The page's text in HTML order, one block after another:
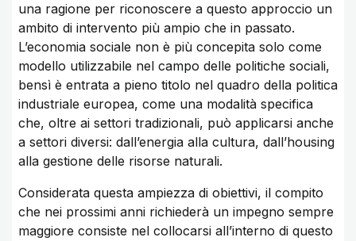
una ragione per riconoscere a questo approccio un
ambito di intervento più ampio che in passato.
L’economia sociale non è più concepita solo come
modello utilizzabile nel campo delle politiche sociali,
bensì è entrata a pieno titolo nel quadro della politica
industriale europea, come una modalità specifica
che, oltre ai settori tradizionali, può applicarsi anche
a settori diversi: dall’energia alla cultura, dall’housing
alla gestione delle risorse naturali.
Considerata questa ampiezza di obiettivi, il compito
che nei prossimi anni richiederà un impegno sempre
maggiore consiste nel collocarsi all’interno di questo